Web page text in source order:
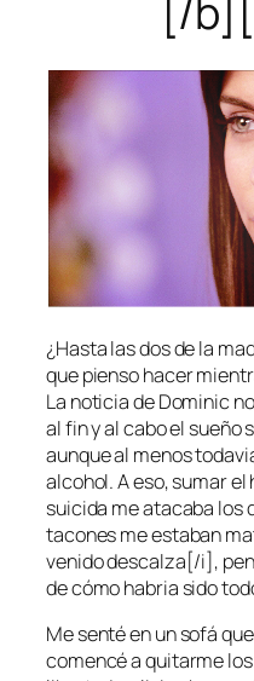
[/
¿Hasta las dos de la
que pienso hacer
La noticia de Dominic
al fin y al cabo el sueño
aunque al menos
alcohol. A eso, sumar
suicida me atacaba los
tacones me estaban
venido descalza[/i],
de cómo habria sido
Me senté en un sofá
comencé a quitarme